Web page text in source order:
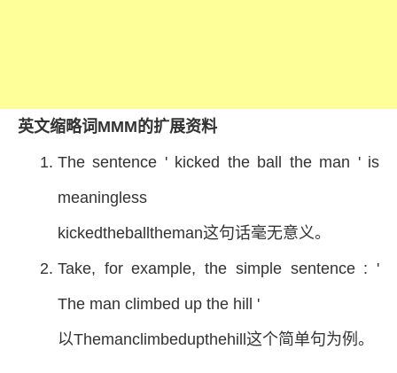
英文缩略词MMM的扩展资料
The sentence ' kicked the ball the man ' is
meaningless
kickedtheballtheman这句话毫无意义。
Take, for example, the simple sentence : '
The man climbed up the hill '
以Themanclimbedupthehill这个简单句为例。